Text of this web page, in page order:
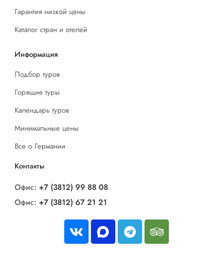
Гарантия низкой цены
Каталог стран и отелей
Информация
Подбор туров
Горящие туры
Календарь туров
Минимальные цены
Все о Германии
Контакты
Офис: +7 (3812) 99 88 08
Офис: +7 (3812) 67 21 21